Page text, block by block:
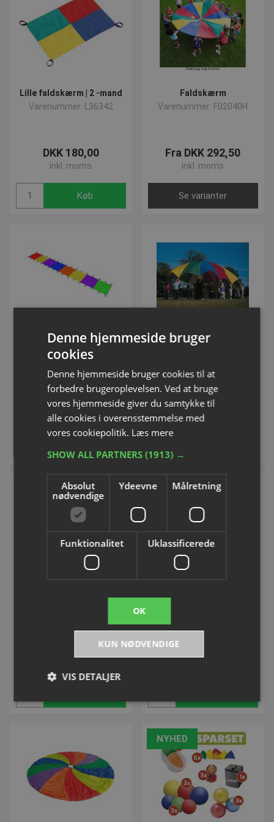
aktivitetsspil
Vi sørger for løbende at opdatere vores webshop med nye og
spændende produkter, hold dig derfor opdateret på
nyhedsside
hvor du vil finde de seneste tilføjede
produkter.
Har du spørgsmål vedrørende vores produkter kan vi altid
kontaktes på post@presencosport.dk eller 7550 6011.
Lille faldskærm | 2 -mand
Varenummer: L36342
DKK 180,00
inkl. moms
Køb
Faldskærm
Varenummer: F02040H
Fra DKK 292,50
inkl. moms
Se varianter
Langstrakt Faldskærm
Varenummer: L34207
DKK 367,50
inkl. moms
Stor faldskærm til leg
Fra DKK 408,75
inkl. moms
DKK 445,00 DKK 747,50
NYHED
Denne hjemmeside bruger
cookies
Denne hjemmeside bruger cookies til at
forbedre brugeroplevelsen. Ved at bruge
vores hjemmeside giver du samtykke til
alle cookies i overensstemmelse med
vores cookiepolitik. Læs mere
SHOW ALL PARTNERS(1913) →
Absolut
nødvendige
Ydeevne Målretning
Funktionalitet Uklassificerede
OK
KUN NØDVENDIGE
VIS DETALJER
Ydeevne
Målretning
Uklassificerede
Absolut nødvendige cookies muliggør
hjemmesidens grundlæggende funktionalitet såsom
brugerlogin og kontoadministration. Hjemmesiden
kan ikke bruges korrekt uden de absolut